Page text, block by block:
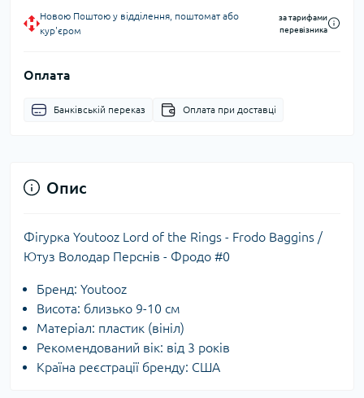
Новою Поштою у відділення, поштомат або
кур'єром
за тарифами
перевізника
Оплата
Банківській переказ Оплата при доставці
Опис
Фігурка Youtooz Lord of the Rings - Frodo Baggins /
Ютуз Володар Перснів - Фродо #0
Бренд: Youtooz
Висота: близько 9-10 см
Матеріал: пластик (вініл)
Рекомендований вік: від 3 років
Країна реєстрації бренду: США